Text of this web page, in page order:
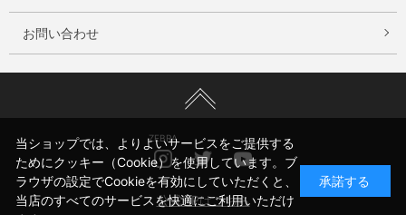
お問い合わせ
ZEBRA
InstagramTwitterYoutube
公式HPはこちら
当ショップでは、よりよいサービスをご提供する
ためにクッキー（Cookie）を使用しています。ブ
ラウザの設定でCookieを有効にしていただくと、
当店のすべてのサービスを快適にご利用いただけ
承諾する